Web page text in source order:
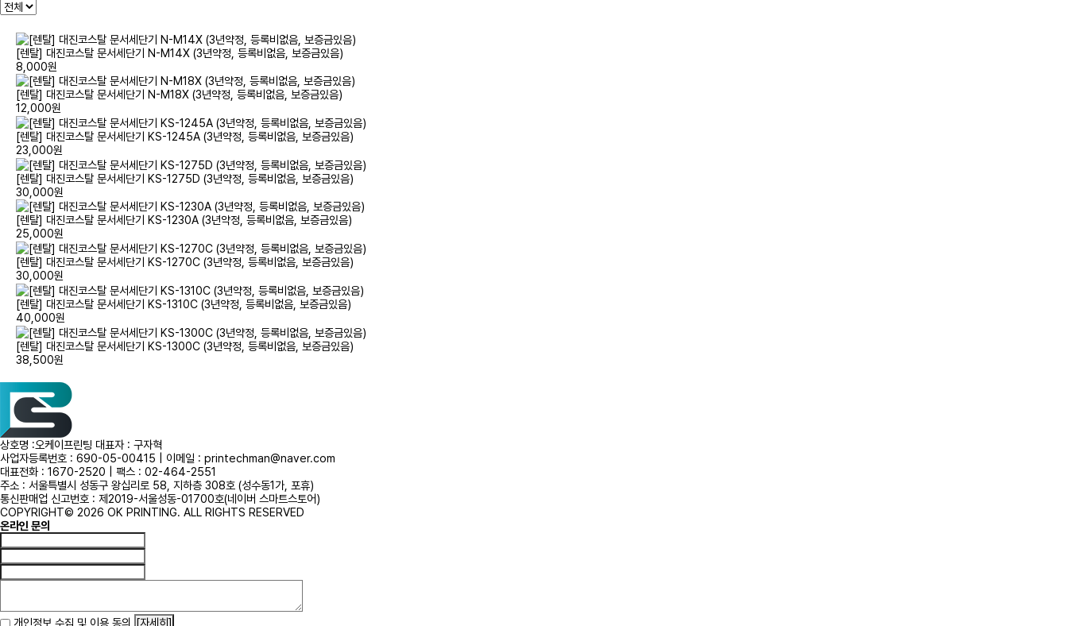
[렌탈] 대진코스탈 문서세단기 N-M14X (3년약정, 등록비없음, 보증금있음)
8,000원
[렌탈] 대진코스탈 문서세단기 N-M18X (3년약정, 등록비없음, 보증금있음)
12,000원
[렌탈] 대진코스탈 문서세단기 KS-1245A (3년약정, 등록비없음, 보증금있음)
23,000원
[렌탈] 대진코스탈 문서세단기 KS-1275D (3년약정, 등록비없음, 보증금있음)
30,000원
[렌탈] 대진코스탈 문서세단기 KS-1230A (3년약정, 등록비없음, 보증금있음)
25,000원
[렌탈] 대진코스탈 문서세단기 KS-1270C (3년약정, 등록비없음, 보증금있음)
30,000원
[렌탈] 대진코스탈 문서세단기 KS-1310C (3년약정, 등록비없음, 보증금있음)
40,000원
[렌탈] 대진코스탈 문서세단기 KS-1300C (3년약정, 등록비없음, 보증금있음)
38,500원
상호명 :오케이프린팅 대표자 : 구자혁
사업자등록번호 : 690-05-00415 | 이메일 : printechman@naver.com
대표전화 : 1670-2520 | 팩스 : 02-464-2551
주소 : 서울특별시 성동구 왕십리로 58, 지하층 308호 (성수동1가, 포휴)
통신판매업 신고번호 : 제2019-서울성동-01700호(네이버 스마트스토어)
COPYRIGHT© 2026 OK PRINTING. ALL RIGHTS RESERVED
온라인 문의
개인정보 수집 및 이용 동의 [자세히]